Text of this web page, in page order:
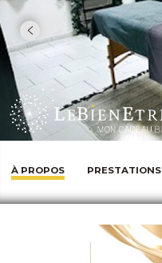
À PROPOS PRESTATIONS